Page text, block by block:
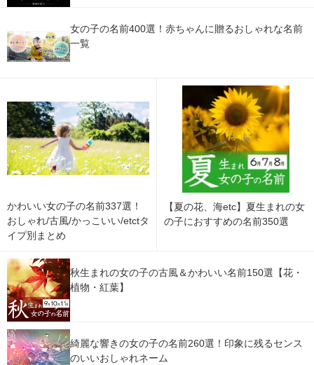
女の子の名前400選！赤ちゃんに贈るおしゃれな名前
一覧
かわいい女の子の名前337選！
おしゃれ/古風/かっこいい/etctタ
イプ別まとめ
【夏の花、海etc】夏生まれの女
の子におすすめの名前350選
秋生まれの女の子の古風＆かわいい名前150選【花・
植物・紅葉】
綺麗な響きの女の子の名前260選！印象に残るセンス
のいいおしゃれネーム